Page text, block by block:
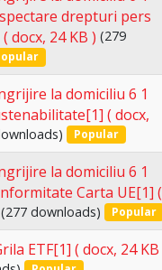
drepturi pers
( docx, 24 KB ) (279
la domiciliu 6 1
( docx,
Popular
la domiciliu 6 1
Carta UE[1] (
(277 downloads) Popular
ETF[1] ( docx, 24 KB